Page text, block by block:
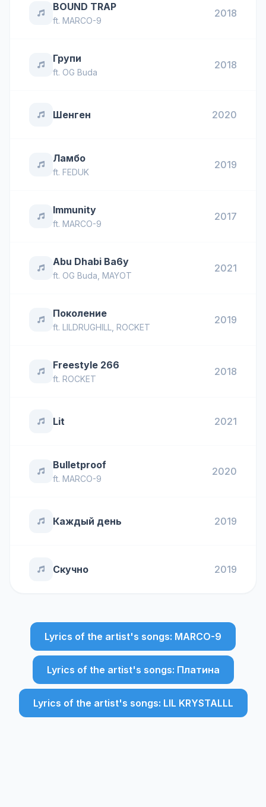
BOUND TRAP
ft. MARCO-9
2018
Групи
ft. OG Buda
2018
Шенген 2020
Ламбо
ft. FEDUK
2019
Immunity
ft. MARCO-9
2017
Abu Dhabi Ba6y
ft. OG Buda MAYOT
2021
Поколение
ft. LILDRUGHILL ROCKET
2019
Freestyle 266
ft. ROCKET
2018
Lit 2021
Bulletproof
ft. MARCO-9
2020
Каждый день 2019
Скучно 2019
Lyrics of the artist's songs: MARCO-9
Lyrics of the artist's songs: Платина
Lyrics of the artist's songs: LIL KRYSTALLL